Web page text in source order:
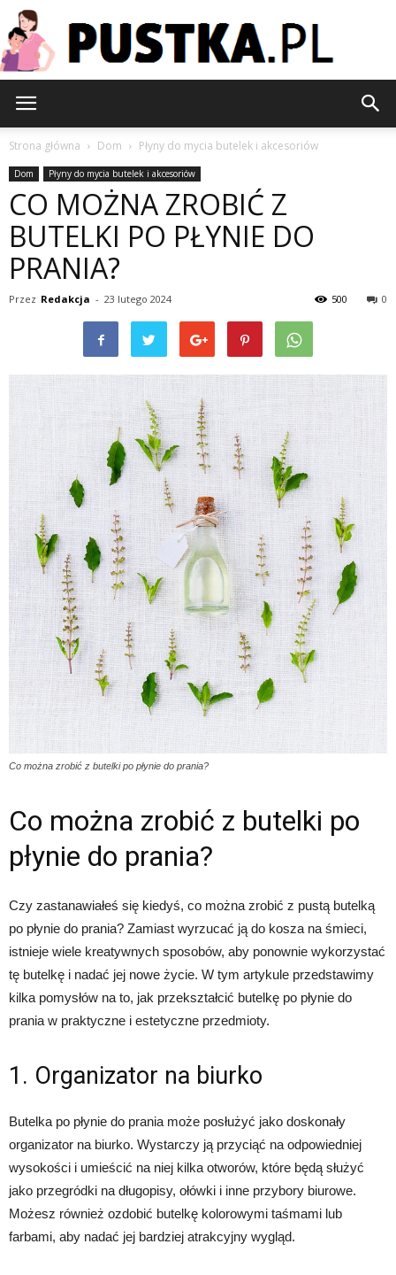
Strona główna Dom Płyny do mycia butelek i akcesoriów
Dom Płyny do mycia butelek i akcesoriów
CO MOŻNA ZROBIĆ Z
BUTELKI PO PŁYNIE DO
PRANIA?
Przez Redakcja - 23 lutego 2024 0
500
Co można zrobić z butelki po płynie do prania?
Co można zrobić z butelki po
płynie do prania?
Czy zastanawiałeś się kiedyś, co można zrobić z pustą butelką
po płynie do prania? Zamiast wyrzucać ją do kosza na śmieci,
istnieje wiele kreatywnych sposobów, aby ponownie wykorzystać
tę butelkę i nadać jej nowe życie. W tym artykule przedstawimy
kilka pomysłów na to, jak przekształcić butelkę po płynie do
prania w praktyczne i estetyczne przedmioty.
1. Organizator na biurko
Butelka po płynie do prania może posłużyć jako doskonały
organizator na biurko. Wystarczy ją przyciąć na odpowiedniej
wysokości i umieścić na niej kilka otworów, które będą służyć
jako przegródki na długopisy, ołówki i inne przybory biurowe.
Możesz również ozdobić butelkę kolorowymi taśmami lub
farbami, aby nadać jej bardziej atrakcyjny wygląd.